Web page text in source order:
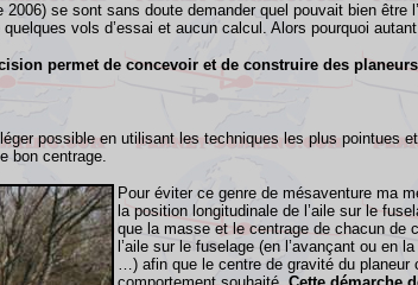
se sont sans doute demander quel pouvait bien
vols d’essai et aucun calcul. Alors pourquoi
permet de concevoir et de construire des
possible en utilisant les techniques les plus
bon centrage.
Pour éviter ce genre de mésaventure ma
la position longitudinale de l’aile sur le
que la masse et le centrage de chacun de
l’aile sur le fuselage (en l’avançant ou en
…) afin que le centre de gravité du planeur